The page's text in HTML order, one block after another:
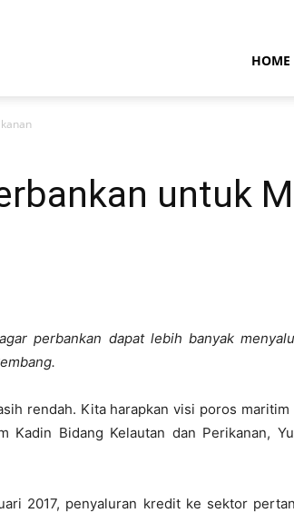
HOME
untuk
perbankan dapat lebih banyak
rendah. Kita harapkan visi poros
Kadin Bidang Kelautan dan Perikanan,
2017, penyaluran kredit ke sektor